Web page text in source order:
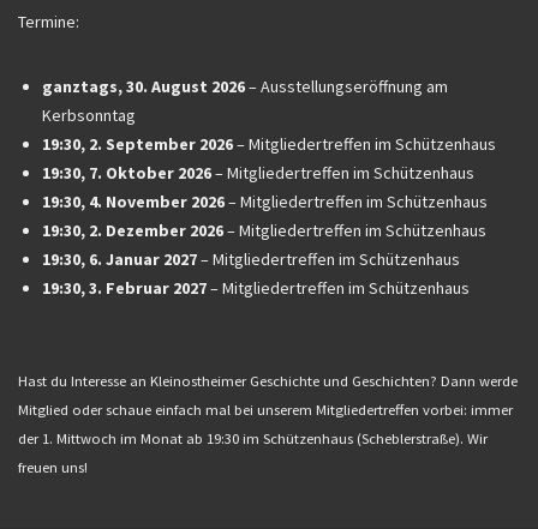
Termine:
ganztags,30. August 2026–Ausstellungseröffnung am
Kerbsonntag
19:30, 2. September 2026–Mitgliedertreffen im Schützenhaus
19:30, 7. Oktober 2026–Mitgliedertreffen im Schützenhaus
19:30, 4. November 2026–Mitgliedertreffen im Schützenhaus
19:30, 2. Dezember 2026–Mitgliedertreffen im Schützenhaus
19:30, 6. Januar 2027–Mitgliedertreffen im Schützenhaus
19:30,3. Februar 2027–Mitgliedertreffen im Schützenhaus
Hast du Interesse an Kleinostheimer Geschichte und Geschichten? Dann werde
Mitglied oder schaue einfach mal bei unserem Mitgliedertreffen vorbei: immer
der 1. Mittwoch im Monat ab 19:30 im Schützenhaus (Scheblerstraße). Wir
freuen uns!